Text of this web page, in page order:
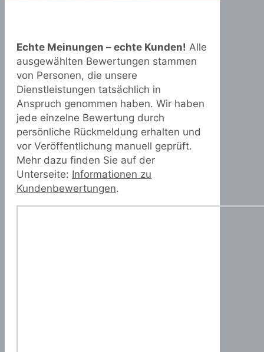
Echte Meinungen – echte Kunden! Alle
ausgewählten Bewertungen stammen
von Personen, die unsere
Dienstleistungen tatsächlich in
Anspruch genommen haben. Wir haben
jede einzelne Bewertung durch
persönliche Rückmeldung erhalten und
vor Veröffentlichung manuell geprüft.
Mehr dazu finden Sie auf der
Unterseite: Informationen zu
Kundenbewertungen.